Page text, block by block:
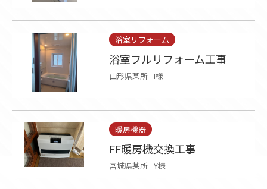
浴室リフォーム
浴室フルリフォーム工事
山形県某所 I様
暖房機器
FF暖房機交換工事
宮城県某所 Y様